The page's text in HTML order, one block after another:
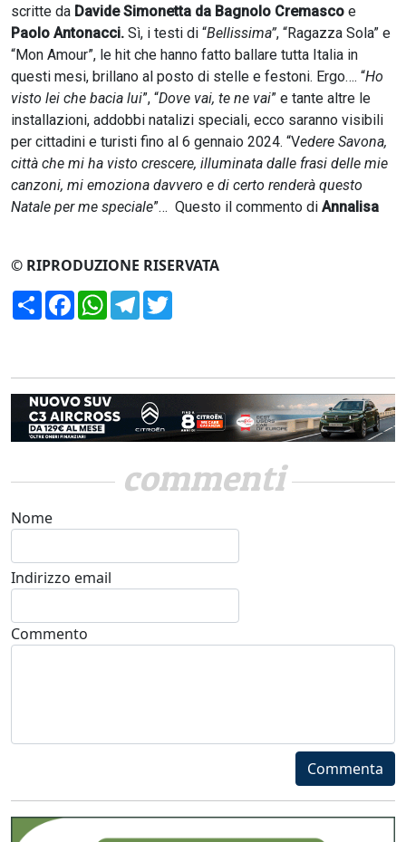
scritte da Davide Simonetta da Bagnolo Cremasco e
Paolo Antonacci. Sì, i testi di “Bellissima”, “Ragazza Sola” e
“Mon Amour”, le hit che hanno fatto ballare tutta Italia in
questi mesi, brillano al posto di stelle e festoni. Ergo…. “Ho
visto lei che bacia lui”, “Dove vai, te ne vai” e tante altre le
installazioni, addobbi natalizi speciali, ecco saranno visibili
per cittadini e turisti fino al 6 gennaio 2024. “Vedere Savona,
città che mi ha visto crescere, illuminata dalle frasi delle mie
canzoni, mi emoziona davvero e di certo renderà questo
Natale per me speciale”… Questo il commento di Annalisa
© RIPRODUZIONE RISERVATA
CondividiFacebookWhatsApp
Telegram
commenti
Nome
Indirizzo email
Commento
Commenta